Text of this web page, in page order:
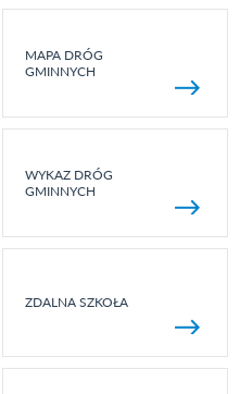
MAPA DRÓG
GMINNYCH
WYKAZ DRÓG
GMINNYCH
ZDALNA SZKOŁA